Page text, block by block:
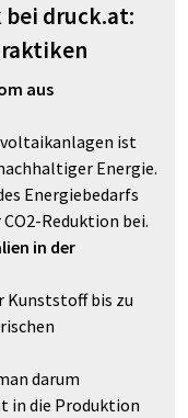
druck.at:
aus
ist
Energie.
Energiebedarfs
Reduktion bei.
in der
Kunststoff bis zu
darum
in die Produktion